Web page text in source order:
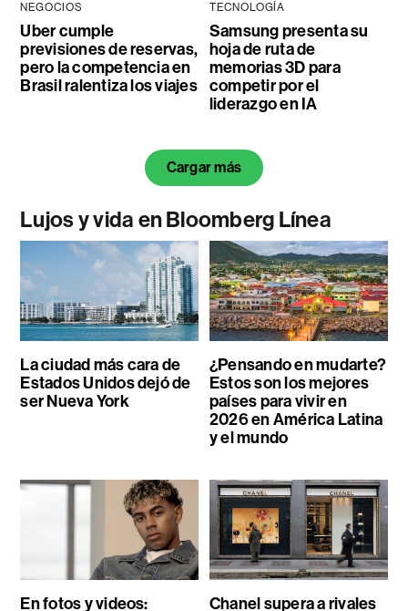
NEGOCIOS
Uber cumple
previsiones de reservas,
pero la competencia en
Brasil ralentiza los viajes
TECNOLOGÍA
Samsung presenta su
hoja de ruta de
memorias 3D para
competir por el
liderazgo en IA
Cargar más
Lujos y vida en Bloomberg Línea
La ciudad más cara de
Estados Unidos dejó de
ser Nueva York
¿Pensando en mudarte?
Estos son los mejores
países para vivir en
2026 en América Latina
y el mundo
En fotos y videos:
Chanel supera a rivales